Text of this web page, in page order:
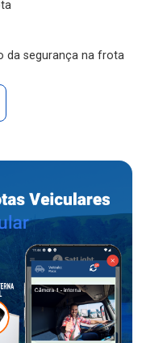
da segurança na frota